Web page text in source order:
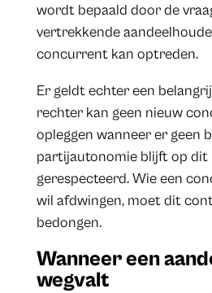
wordt bepaald door de
vertrekkende
concurrent kan optreden.
Er geldt echter een
rechter kan geen nieuw
opleggen wanneer er geen
partijautonomie blijft op dit
gerespecteerd. Wie een
wil afdwingen, moet dit
bedongen.
Wanneer een
wegvalt